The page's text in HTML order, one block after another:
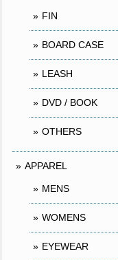
FIN
BOARD CASE
LEASH
DVD / BOOK
OTHERS
APPAREL
MENS
WOMENS
EYEWEAR